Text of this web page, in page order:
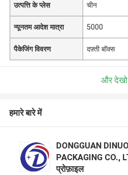
उत्पत्ति के प्लेस चीन
न्यूनतम आदेश मात्रा 5000
पैकेजिंग विवरण दफ़्ती बॉक्स
और देखो
हमारे बारे में
DONGGUAN DINUO
PACKAGING CO.,
प्रोफ़ाइल